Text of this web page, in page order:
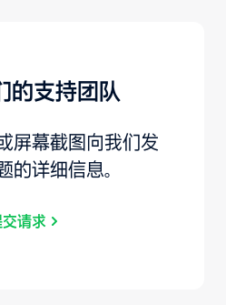
的支持团队
屏幕截图向我们发
的详细信息。
请求